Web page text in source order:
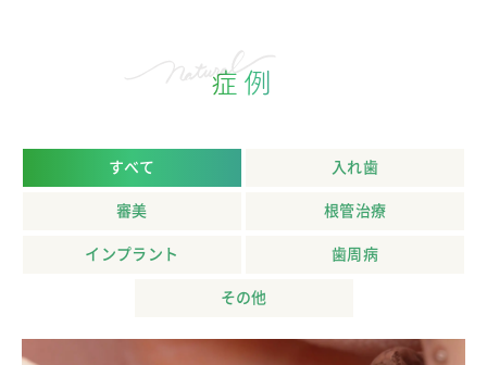
症例
すべて 入れ歯
審美 根管治療
インプラント 歯周病
その他